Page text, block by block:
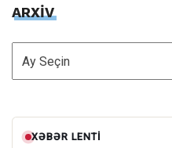
ARXİV
ARXİV
XƏBƏR LENTI